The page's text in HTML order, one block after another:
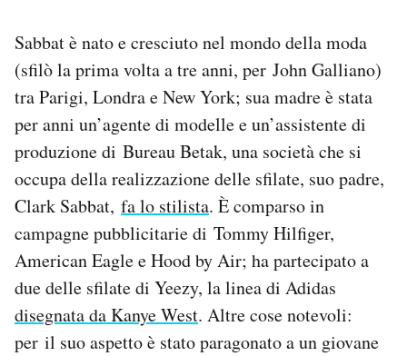
Esci
Sabbat è nato e cresciuto nel mondo della moda
(sfilò la prima volta a tre anni, per John Galliano)
tra Parigi, Londra e New York; sua madre è stata
per anni un’agente di modelle e un’assistente di
produzione di Bureau Betak, una società che si
occupa della realizzazione delle sfilate, suo padre,
Clark Sabbat, fa lo stilista. È comparso in
campagne pubblicitarie di Tommy Hilfiger,
American Eagle e Hood by Air; ha partecipato a
due delle sfilate di Yeezy, la linea di Adidas
disegnata da Kanye West. Altre cose notevoli:
per il suo aspetto è stato paragonato a un giovane